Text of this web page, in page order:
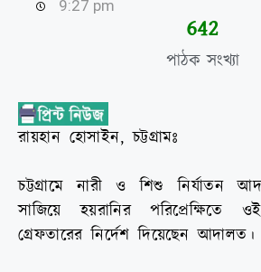
9:27 pm
পাঠক সংখ্যা
644
রায়হান হোসাইন, চট্টগ্রামঃ
চট্টগ্রামে নারী ও শিশু নির্যাতন
সাজিয়ে হয়রানির পরিপ্রেক্ষিতে
গ্রেফতারের নির্দেশ দিয়েছেন আদালত।